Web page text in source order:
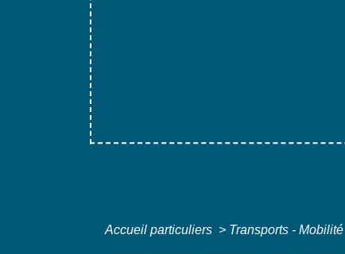
Accueil particuliers > Transports - Mobilité